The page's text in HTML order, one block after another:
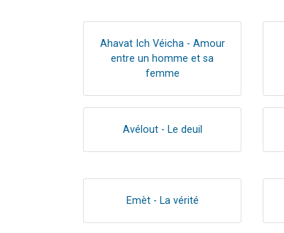
Ahavat Ich Véicha - Amour
entre un homme et sa
femme
Avélout - Le deuil
Emèt - La vérité